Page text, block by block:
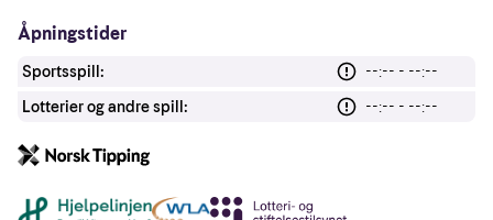
Åpningstider
Sportsspill:
--:-- - --:--
Lotterier og andre spill:
--:-- - --:--
Andre lenker